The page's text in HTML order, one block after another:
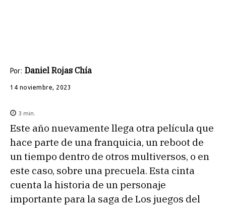
Por: Daniel Rojas Chía
14 noviembre, 2023
3 min.
Este año nuevamente llega otra película que
hace parte de una franquicia, un reboot de
un tiempo dentro de otros multiversos, o en
este caso, sobre una precuela. Esta cinta
cuenta la historia de un personaje
importante para la saga de Los juegos del